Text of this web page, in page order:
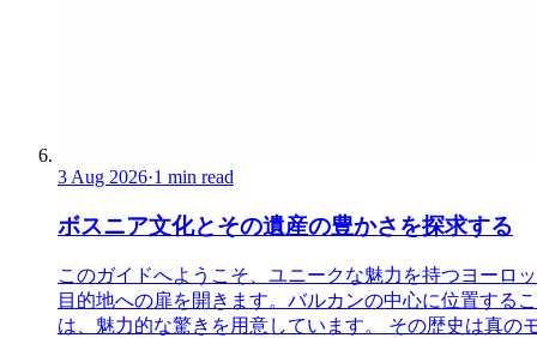
3 Aug 2026·1 min read
ボスニア文化とその遺産の豊かさを探求する
このガイドへようこそ、ユニークな魅力を持つヨーロ
目的地への扉を開きます。バルカンの中心に位置する
は、魅力的な驚きを用意しています。 その歴史は真の